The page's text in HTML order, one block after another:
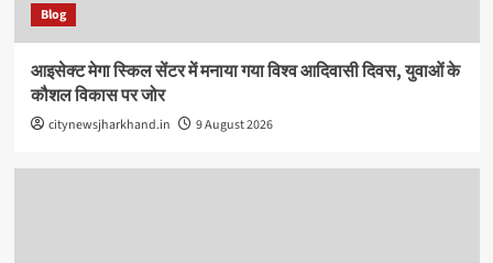
Blog
आइसेक्ट मेगा स्किल सेंटर में मनाया गया विश्व आदिवासी दिवस, युवाओं के
कौशल विकास पर जोर
citynewsjharkhand.in 9 August 2026